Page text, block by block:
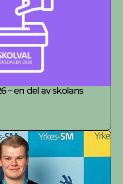
– en del av skolans